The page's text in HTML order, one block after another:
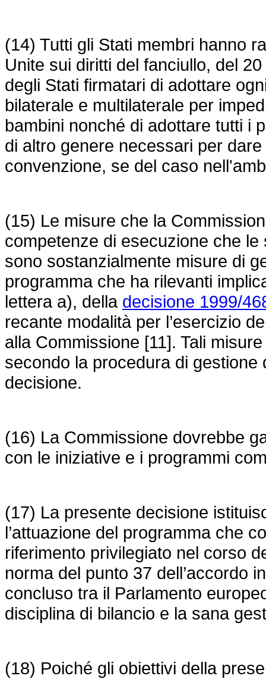
(14) Tutti gli Stati membri hanno
Unite sui diritti del fanciullo, del
degli Stati firmatari di adottare
bilaterale e multilaterale per
bambini nonché di adottare tutti i
di altro genere necessari per
convenzione, se del caso
(15) Le misure che la
competenze di esecuzione che
sono sostanzialmente misure di
programma che ha rilevanti
lettera a), della decisione 1999/
recante modalità per l’esercizio
alla Commissione [11]. Tali
secondo la procedura di gestione
decisione.
(16) La Commissione dovrebbe
con le iniziative e i programmi
(17) La presente decisione
l’attuazione del programma che
riferimento privilegiato nel corso
norma del punto 37 dell’accordo
concluso tra il Parlamento
disciplina di bilancio e la sana
(18) Poiché gli obiettivi della